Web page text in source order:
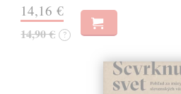
14,16 €
14,90 € ?